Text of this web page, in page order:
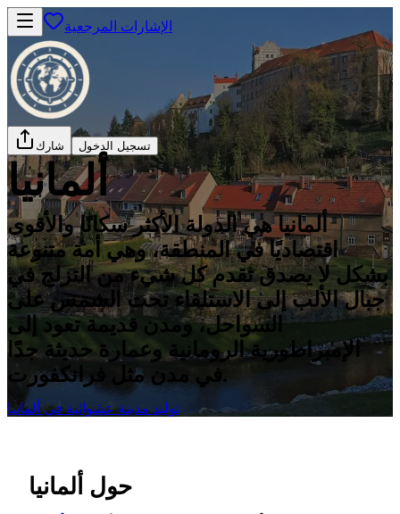
الإشارات المرجعية
شارك تسجيل الدخول
ألمانيا
ألمانيا هي الدولة الأكثر سكانًا والأقوى
اقتصاديًا في المنطقة، وهي أمة متنوعة
بشكل لا يصدق تقدم كل شيء من التزلج في
جبال الألب إلى الاستلقاء تحت الشمس على
السواحل، ومدن قديمة تعود إلى
الإمبراطورية الرومانية وعمارة حديثة جدًا
توليد مدينة عشوائية في ألمانيا
حول ألمانيا